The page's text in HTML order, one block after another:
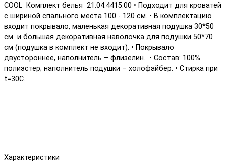
COOL Комплект белья 21.04.4415.00 • Подходит для кроватей
с шириной спального места 100 - 120 см. • В комплектацию
входит покрывало, маленькая декоративная подушка 30*50
см и большая декоративная наволочка для подушки 50*70
см (подушка в комплект не входит). • Покрывало
двустороннее, наполнитель – флизелин. • Состав: 100%
полиэстер; наполнитель подушки – холофайбер. • Стирка при
t=30С.
Характеристики